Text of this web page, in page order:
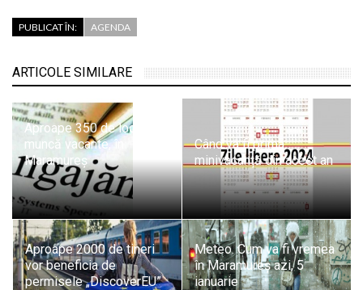
PUBLICAT ÎN: AGENDA
ARTICOLE SIMILARE
Aproape 350 de locuri de
muncă vacante, în
Maramureș
Când va fi prima
minivacanță din acest an
Aproape 2000 de tineri
vor beneficia de
permisele „DiscoverEU”
Meteo. Cum va fi vremea
în Maramureș azi, 5
ianuarie